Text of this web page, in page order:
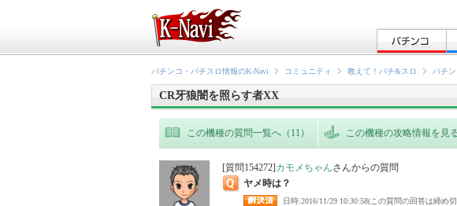
パチンコ・パチスロ情報のK-Navi コミュニティ 教えて！パチ&スロ パチ
CR牙狼闇を照らす者XX
この機種の質問一覧へ（11） この機種の攻略情報を見
[質問154272]カモメちゃんさんからの質問
ヤメ時は？
日時:2016/11/29 10:30:58(この質問の回答は締め